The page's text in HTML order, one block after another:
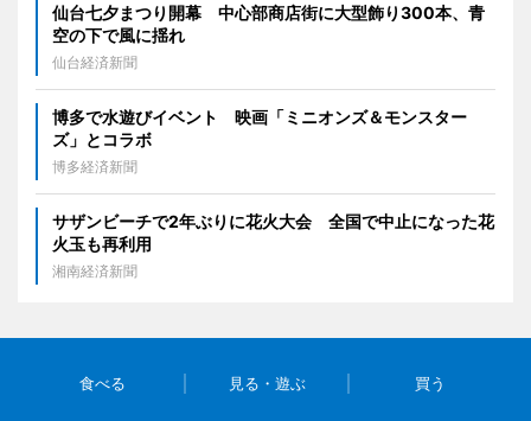
仙台七夕まつり開幕 中心部商店街に大型飾り300本、青
空の下で風に揺れ
仙台経済新聞
博多で水遊びイベント 映画「ミニオンズ＆モンスター
ズ」とコラボ
博多経済新聞
サザンビーチで2年ぶりに花火大会 全国で中止になった花
火玉も再利用
湘南経済新聞
食べる 見る・遊ぶ 買う